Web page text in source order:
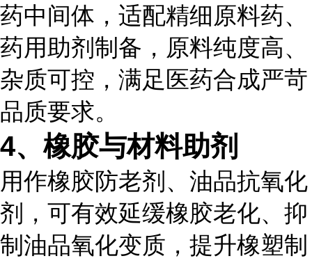
药中间体，适配精细原料药、
药用助剂制备，原料纯度高、
杂质可控，满足医药合成严苛
品质要求。
4、橡胶与材料助剂
用作橡胶防老剂、油品抗氧化
剂，可有效延缓橡胶老化、抑
制油品氧化变质，提升橡塑制